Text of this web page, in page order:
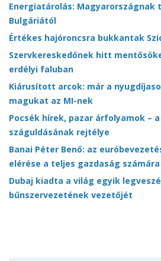
Energiatárolás: Magyarországnak
Bulgáriától
Értékes hajóroncsra bukkantak
Szervkereskedőnek hitt
erdélyi faluban
Kiárusított arcok: már a
magukat az MI-nek
Pocsék hírek, pazar árfolyamok – a
száguldásának rejtélye
Banai Péter Benő: az
elérése a teljes gazdaság
Dubaj kiadta a világ egyik
bűnszervezetének vezetőjét